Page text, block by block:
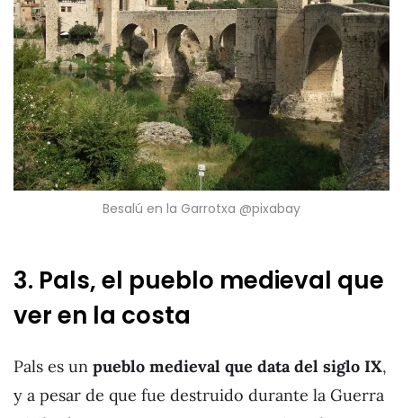
Besalú en la Garrotxa @pixabay
3. Pals, el pueblo medieval que
ver en la costa
Pals es un pueblo medieval que data del siglo IX,
y a pesar de que fue destruido durante la Guerra